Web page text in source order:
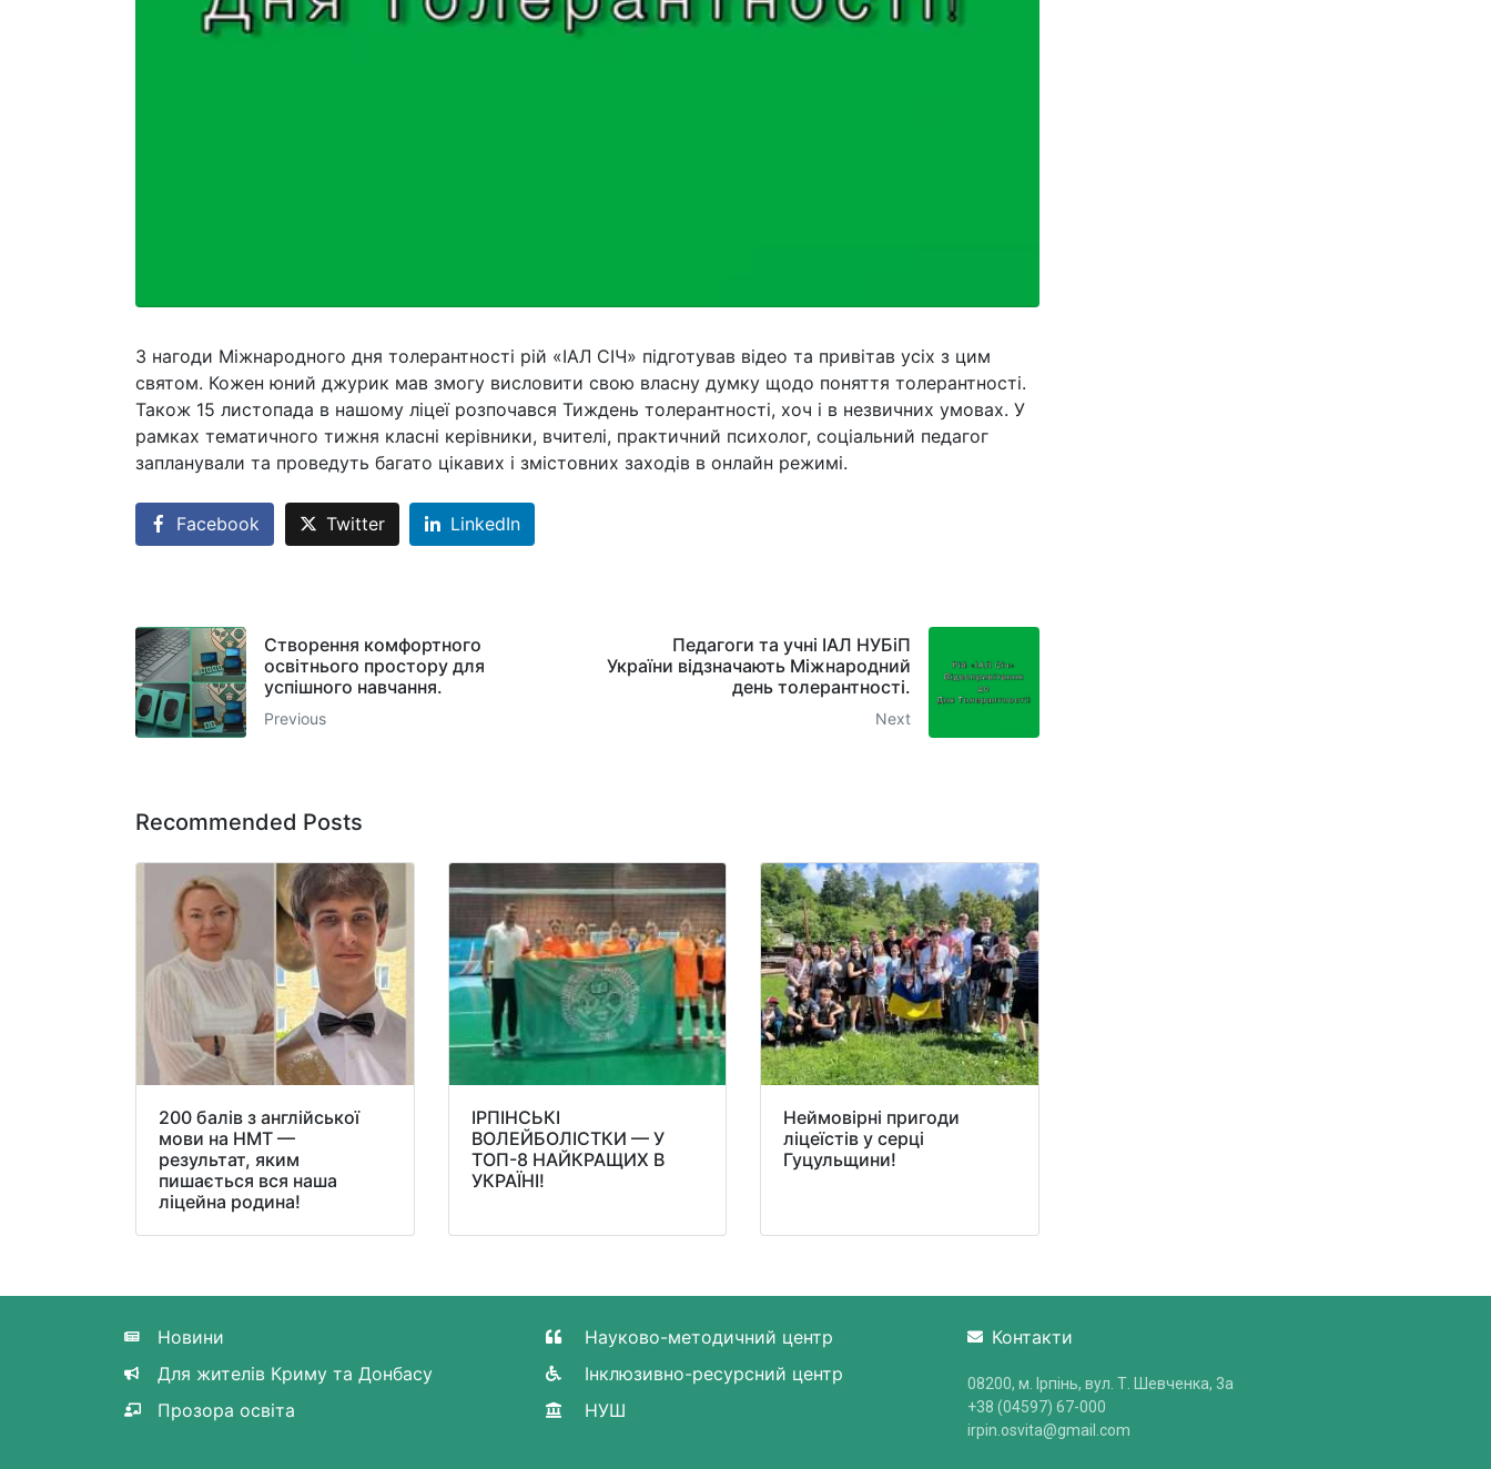
З нагоди Міжнародного дня толерантності рій «ІАЛ СІЧ» підготував відео та привітав усіх з цим
святом. Кожен юний джурик мав змогу висловити свою власну думку щодо поняття толерантності.
Також 15 листопада в нашому ліцеї розпочався Тиждень толерантності, хоч і в незвичних умовах. У
рамках тематичного тижня класні керівники, вчителі, практичний психолог, соціальний педагог
запланували та проведуть багато цікавих і змістовних заходів в онлайн режимі.
Facebook Twitter LinkedIn
Створення комфортного
освітнього простору для
успішного навчання.
Previous
Педагоги та учні ІАЛ НУБіП
України відзначають Міжнародний
день толерантності.
Next
Recommended Posts
200 балів з англійської
мови на НМТ —
результат, яким
пишається вся наша
ліцейна родина!
ІРПІНСЬКІ
ВОЛЕЙБОЛІСТКИ — У
ТОП-8 НАЙКРАЩИХ В
УКРАЇНІ!
Неймовірні пригоди
ліцеїстів у серці
Гуцульщини!
Новини
Для жителів Криму та Донбасу
Прозора освіта
Науково-методичний центр
Інклюзивно-ресурсний центр
НУШ
Контакти
08200, м. Ірпінь, вул. Т. Шевченка, 3a
+38 (04597) 67-000
irpin.osvita@gmail.com